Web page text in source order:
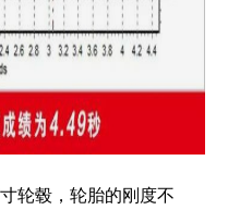
轮毂，轮胎的刚度不